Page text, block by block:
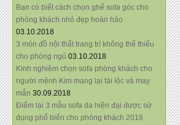
Bạn có biết cách chọn ghế sofa góc cho
phòng khách nhỏ đẹp hoàn hảo
03.10.2018
3 món đồ nội thất trang trí không thể thiếu
cho phòng ngủ 03.10.2018
Kinh nghiệm chọn sofa phòng khách cho
người mệnh Kim mang lại tài lộc và may
mắn 30.09.2018
Điểm lại 3 mẫu sofa da hiện đại được sử
dụng phổ biến cho phòng khách 2018